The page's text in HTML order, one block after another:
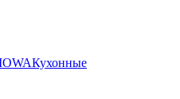
Кухонные